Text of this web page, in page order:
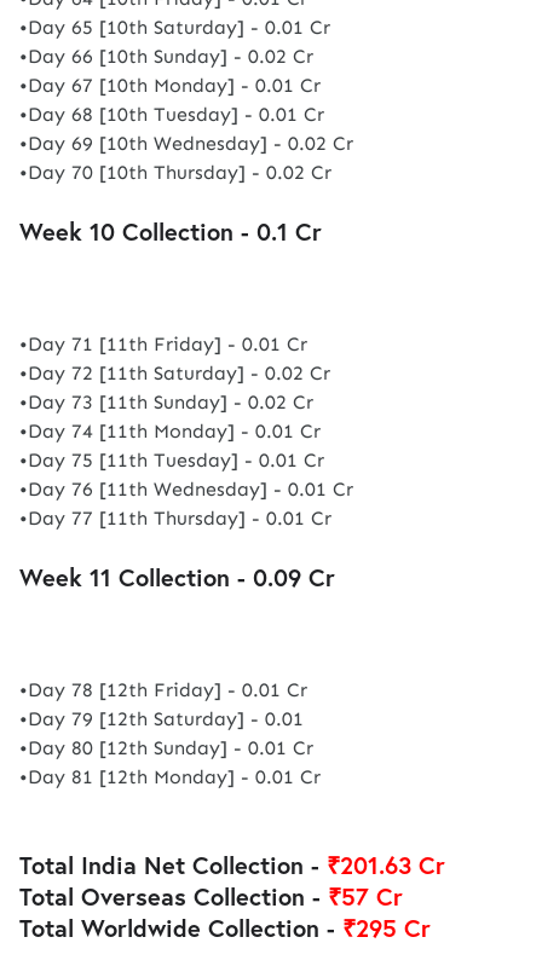
•Day 65 [10th Saturday] - 0.01 Cr
•Day 66 [10th Sunday] - 0.02 Cr
•Day 67 [10th Monday] - 0.01 Cr
•Day 68 [10th Tuesday] - 0.01 Cr
•Day 69 [10th Wednesday] - 0.02 Cr
•Day 70 [10th Thursday] - 0.02 Cr
Week 10 Collection - 0.1 Cr
•Day 71 [11th Friday] - 0.01 Cr
•Day 72 [11th Saturday] - 0.02 Cr
•Day 73 [11th Sunday] - 0.02 Cr
•Day 74 [11th Monday] - 0.01 Cr
•Day 75 [11th Tuesday] - 0.01 Cr
•Day 76 [11th Wednesday] - 0.01 Cr
•Day 77 [11th Thursday] - 0.01 Cr
Week 11 Collection - 0.09 Cr
•Day 78 [12th Friday] - 0.01 Cr
•Day 79 [12th Saturday] - 0.01
•Day 80 [12th Sunday] - 0.01 Cr
•Day 81 [12th Monday] - 0.01 Cr
Total India Net Collection - ₹201.63 Cr
Total Overseas Collection - ₹57 Cr
Total Worldwide Collection - ₹295 Cr